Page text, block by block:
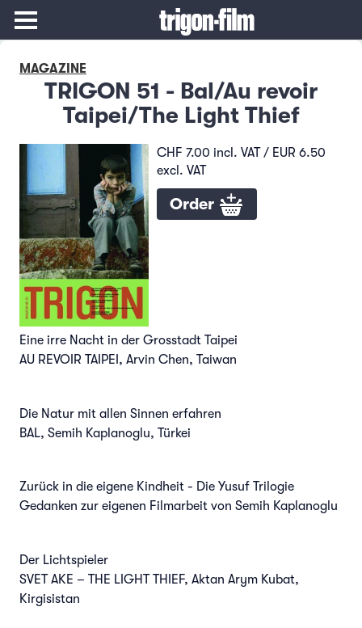
MAGAZINE
TRIGON 51 - Bal/Au revoir
Taipei/The Light Thief
CHF 7.00 incl. VAT / EUR 6.50
excl. VAT
Order
Eine irre Nacht in der Grosstadt Taipei
AU REVOIR TAIPEI, Arvin Chen, Taiwan
Die Natur mit allen Sinnen erfahren
BAL, Semih Kaplanoglu, Türkei
Zurück in die eigene Kindheit - Die Yusuf Trilogie
Gedanken zur eigenen Filmarbeit von Semih Kaplanoglu
Der Lichtspieler
SVET AKE – THE LIGHT THIEF, Aktan Arym Kubat,
Kirgisistan